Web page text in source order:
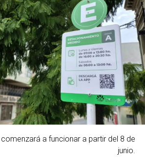
a funcionar a partir del 8 de
junio.